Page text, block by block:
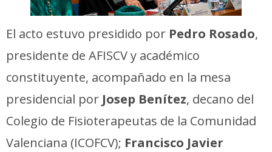
El acto estuvo presidido por Pedro Rosado,
presidente de AFISCV y académico
constituyente, acompañado en la mesa
presidencial por Josep Benítez, decano del
Colegio de Fisioterapeutas de la Comunidad
Valenciana (ICOFCV); Francisco Javier